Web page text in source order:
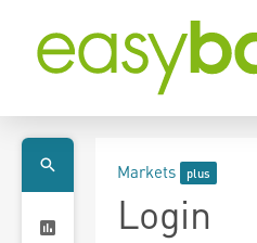
Markets
Login